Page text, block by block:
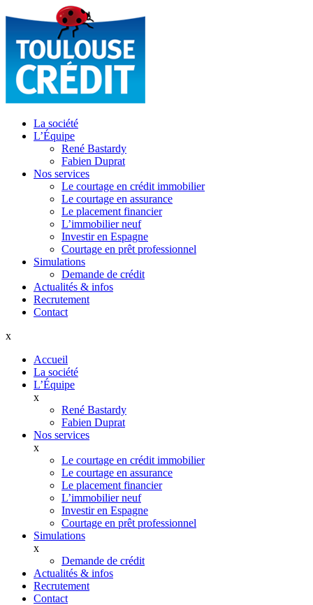
La société
L’Équipe
René Bastardy
Fabien Duprat
Nos services
Le courtage en crédit immobilier
Le courtage en assurance
Le placement financier
L’immobilier neuf
Investir en Espagne
Courtage en prêt professionnel
Simulations
Demande de crédit
Actualités & infos
Recrutement
Contact
x
Accueil
La société
L’Équipe
x
René Bastardy
Fabien Duprat
Nos services
x
Le courtage en crédit immobilier
Le courtage en assurance
Le placement financier
L’immobilier neuf
Investir en Espagne
Courtage en prêt professionnel
Simulations
x
Demande de crédit
Actualités & infos
Recrutement
Contact